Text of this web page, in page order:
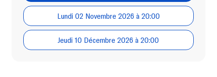
Lundi 02 Novembre 2026 à 20:00
Jeudi 10 Décembre 2026 à 20:00